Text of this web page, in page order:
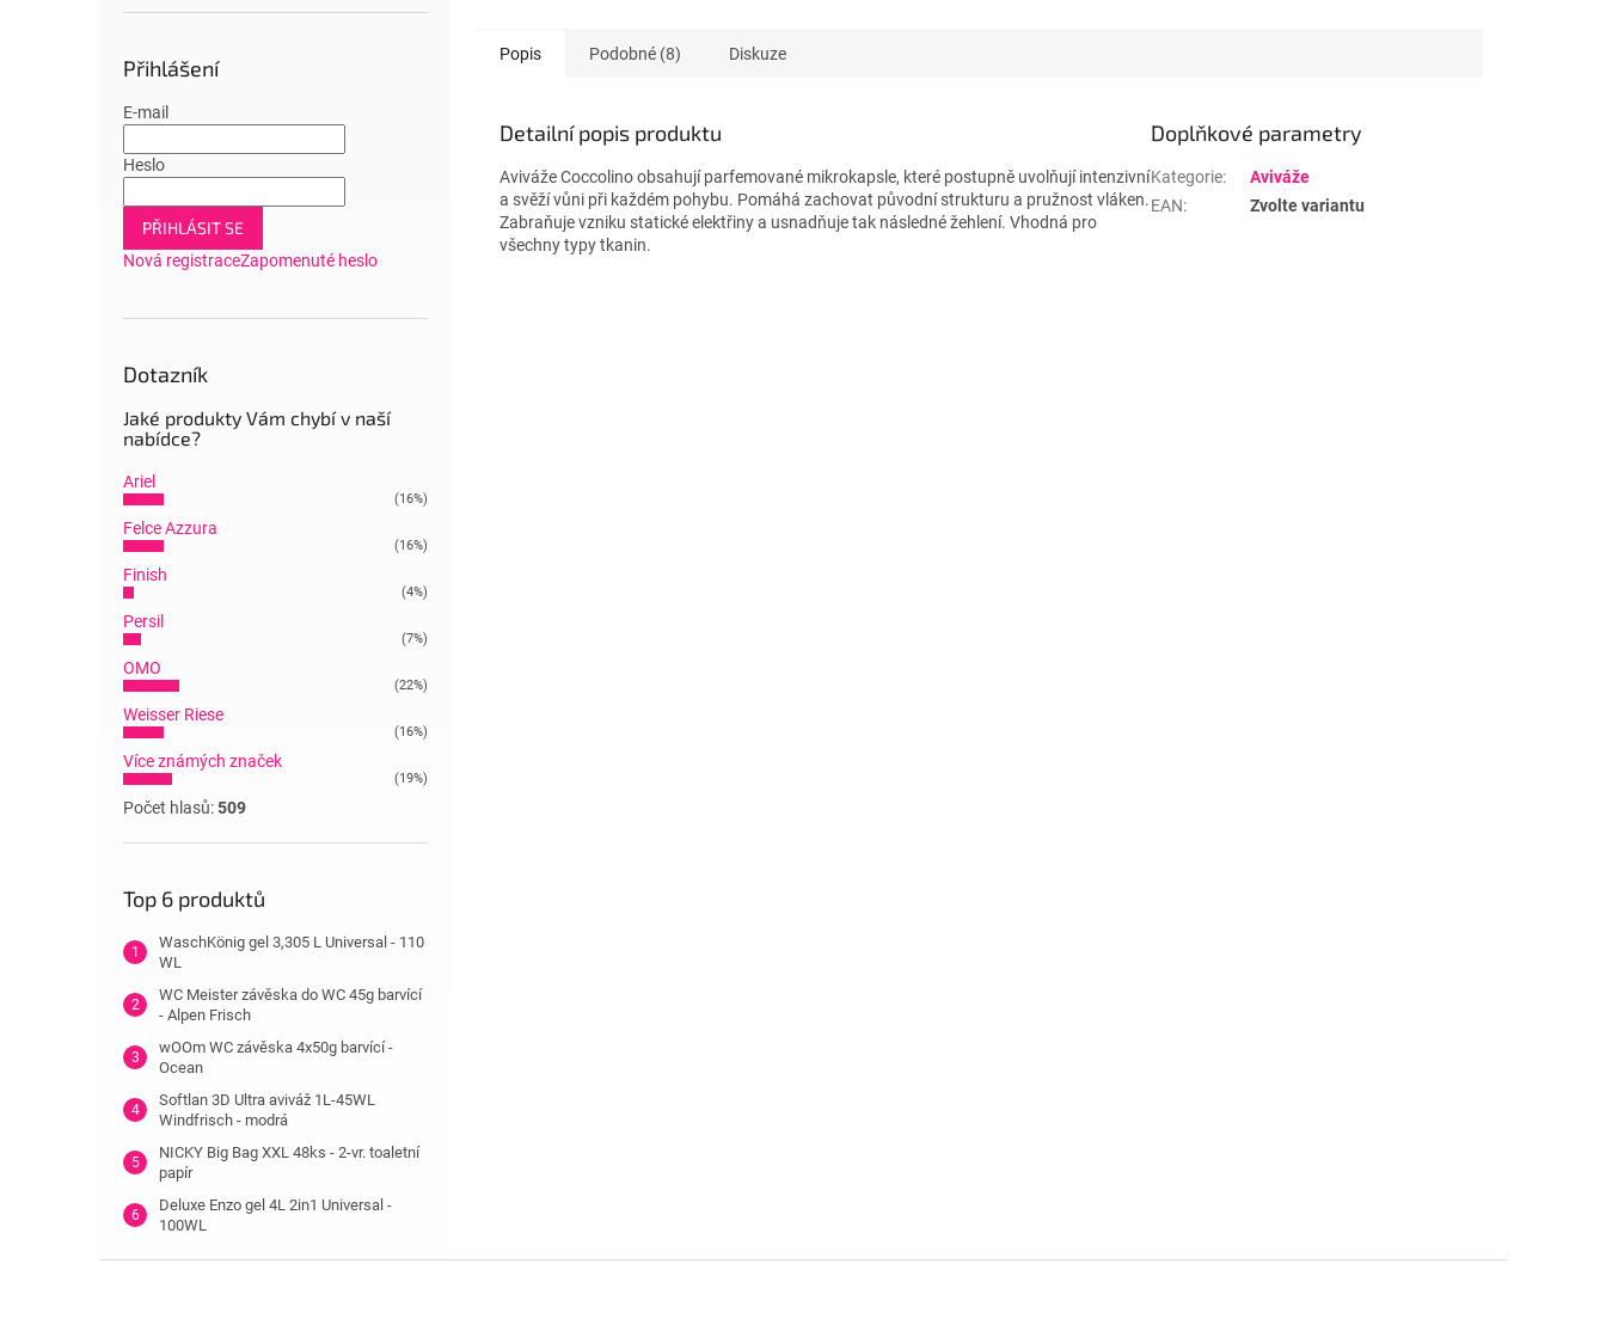
Přihlášení
E-mail
Heslo
PŘIHLÁSIT SE
Nová registraceZapomenuté heslo
Dotazník
Jaké produkty Vám chybí v naší
nabídce?
Ariel
(16%)
Felce Azzura
(16%)
Finish
(4%)
Persil
(7%)
OMO
(22%)
Weisser Riese
(16%)
Více známých značek
(19%)
Počet hlasů:509
Top 6 produktů
WaschKönig gel 3,305 L Universal - 110
WL
WC Meister závěska do WC 45g barvící
- Alpen Frisch
wOOm WC závěska 4x50g barvící -
Ocean
Softlan 3D Ultra aviváž 1L-45WL
Windfrisch - modrá
NICKY Big Bag XXL 48ks - 2-vr. toaletní
papír
Deluxe Enzo gel 4L 2in1 Universal -
100WL
Popis Podobné (8) Diskuze
Detailní popis produktu
Aviváže Coccolino obsahují parfemované mikrokapsle, které postupně uvolňují intenzivní
a svěží vůni při každém pohybu. Pomáhá zachovat původní strukturu a pružnost vláken.
Zabraňuje vzniku statické elektřiny a usnadňuje tak následné žehlení. Vhodná pro
všechny typy tkanin.
Doplňkové parametry
Kategorie:
Aviváže
EAN: Zvolte variantu